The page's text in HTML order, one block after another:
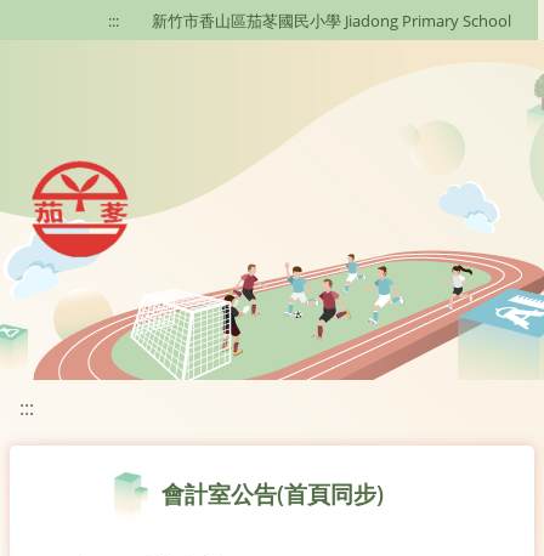
移至網頁之主要內容區位置
::: 新竹市香山區茄苳國民小學 Jiadong Primary School
:::
會計室公告(首頁同步)